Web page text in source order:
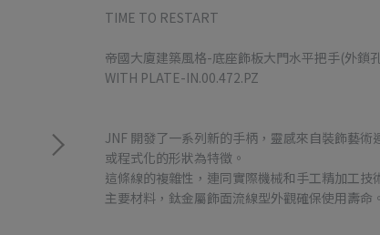
TIME TO RESTART
帝國大廈建築風格-底座飾板大門水平把手(外鎖
WITH PLATE-IN.00.472.PZ
JNF 開發了一系列新的手柄，靈感來自裝飾藝
或程式化的形狀為特徵。
這條線的複雜性，連同實際機械和手工精加工
主要材料，​​鈦金屬飾面流線型外觀確保使用壽命。